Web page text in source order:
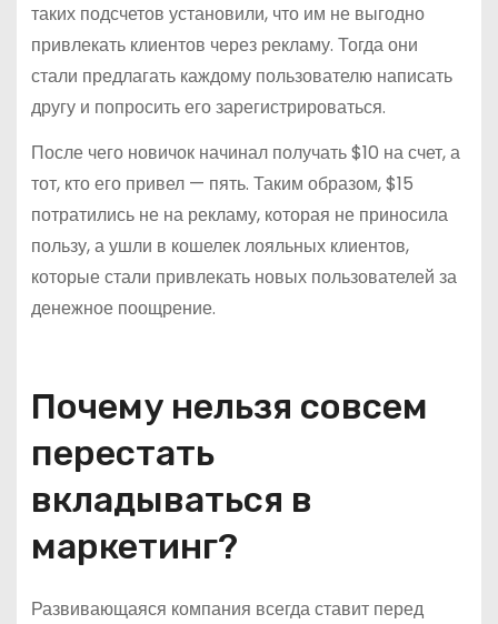
таких подсчетов установили, что им не выгодно
привлекать клиентов через рекламу. Тогда они
стали предлагать каждому пользователю написать
другу и попросить его зарегистрироваться.
После чего новичок начинал получать $10 на счет, а
тот, кто его привел — пять. Таким образом, $15
потратились не на рекламу, которая не приносила
пользу, а ушли в кошелек лояльных клиентов,
которые стали привлекать новых пользователей за
денежное поощрение.
Почему нельзя совсем
перестать
вкладываться в
маркетинг?
Развивающаяся компания всегда ставит перед